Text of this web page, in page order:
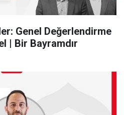
Genel Değerlendirme
| Bir Bayramdır